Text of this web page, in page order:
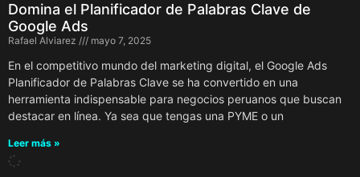
Domina el Planificador de Palabras Clave de
Google Ads
Rafael Alviarez mayo 7, 2025
En el competitivo mundo del marketing digital, el Google Ads
Planificador de Palabras Clave se ha convertido en una
herramienta indispensable para negocios peruanos que buscan
destacar en línea. Ya sea que tengas una PYME o un
Leer más »